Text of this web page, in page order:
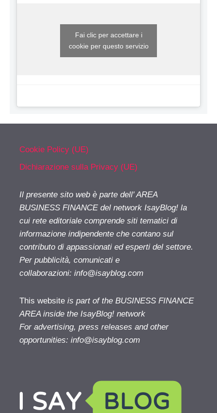
Fai clic per accettare i
cookie per questo servizio
Cookie Policy (UE)
Dichiarazione sulla Privacy (UE)
Il presente sito web è parte dell' AREA
BUSINESS FINANCE del network IsayBlog! la
cui rete editoriale comprende siti tematici di
informazione indipendente che contano sul
contributo di appassionati ed esperti del settore.
Per pubblicità, comunicati e
collaborazioni: info@isayblog.com
This website is part of the BUSINESS FINANCE
AREA inside the IsayBlog! network
For advertising, press releases and other
opportunities: info@isayblog.com